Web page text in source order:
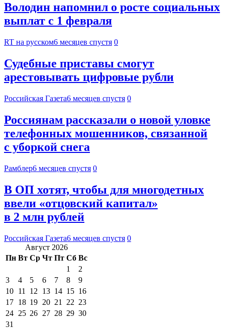
Володин напомнил о росте социальных
выплат с 1 февраля
RT на русском6 месяцев спустя 0
Судебные приставы смогут
арестовывать цифровые рубли
Российская Газета6 месяцев спустя 0
Россиянам рассказали о новой уловке
телефонных мошенников, связанной
с уборкой снега
Рамблер6 месяцев спустя 0
В ОП хотят, чтобы для многодетных
ввели «отцовский капитал»
в 2 млн рублей
Российская Газета6 месяцев спустя 0
Август 2026
Пн Вт Ср Чт Пт Сб Вс
1
2
3
4 5 6 7 8
9
10 11 12 13 14 15 16
17 18 19 20 21 22 23
24 25 26 27 28 29 30
31